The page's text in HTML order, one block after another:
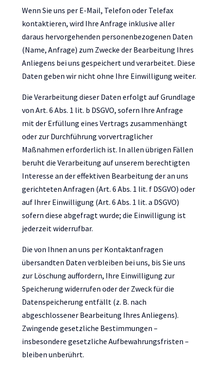
Wenn Sie uns per E-Mail, Telefon oder Telefax
kontaktieren, wird Ihre Anfrage inklusive aller
daraus hervorgehenden personenbezogenen Daten
(Name, Anfrage) zum Zwecke der Bearbeitung Ihres
Anliegens bei uns gespeichert und verarbeitet. Diese
Daten geben wir nicht ohne Ihre Einwilligung weiter.
Die Verarbeitung dieser Daten erfolgt auf Grundlage
von Art. 6 Abs. 1 lit. b DSGVO, sofern Ihre Anfrage
mit der Erfüllung eines Vertrags zusammenhängt
oder zur Durchführung vorvertraglicher
Maßnahmen erforderlich ist. In allen übrigen Fällen
beruht die Verarbeitung auf unserem berechtigten
Interesse an der effektiven Bearbeitung der an uns
gerichteten Anfragen (Art. 6 Abs. 1 lit. f DSGVO) oder
auf Ihrer Einwilligung (Art. 6 Abs. 1 lit. a DSGVO)
sofern diese abgefragt wurde; die Einwilligung ist
jederzeit widerrufbar.
Die von Ihnen an uns per Kontaktanfragen
übersandten Daten verbleiben bei uns, bis Sie uns
zur Löschung auffordern, Ihre Einwilligung zur
Speicherung widerrufen oder der Zweck für die
Datenspeicherung entfällt (z. B. nach
abgeschlossener Bearbeitung Ihres Anliegens).
Zwingende gesetzliche Bestimmungen –
insbesondere gesetzliche Aufbewahrungsfristen –
bleiben unberührt.